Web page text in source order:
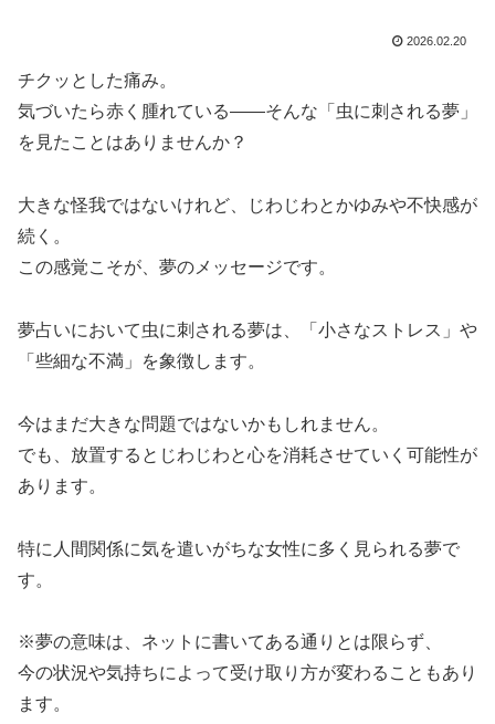
2026.02.20
チクッとした痛み。
気づいたら赤く腫れている——そんな「虫に刺される夢」
を見たことはありませんか？
大きな怪我ではないけれど、じわじわとかゆみや不快感が
続く。
この感覚こそが、夢のメッセージです。
夢占いにおいて虫に刺される夢は、「小さなストレス」や
「些細な不満」を象徴します。
今はまだ大きな問題ではないかもしれません。
でも、放置するとじわじわと心を消耗させていく可能性が
あります。
特に人間関係に気を遣いがちな女性に多く見られる夢で
す。
※夢の意味は、ネットに書いてある通りとは限らず、
今の状況や気持ちによって受け取り方が変わることもあり
ます。